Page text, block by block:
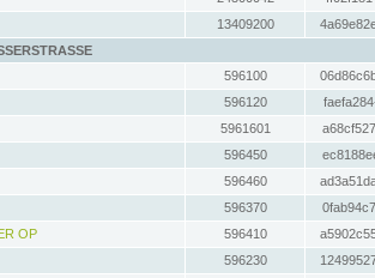
13409200
596100
596120
5961601
596450
596460
596370
OP
596410
596230